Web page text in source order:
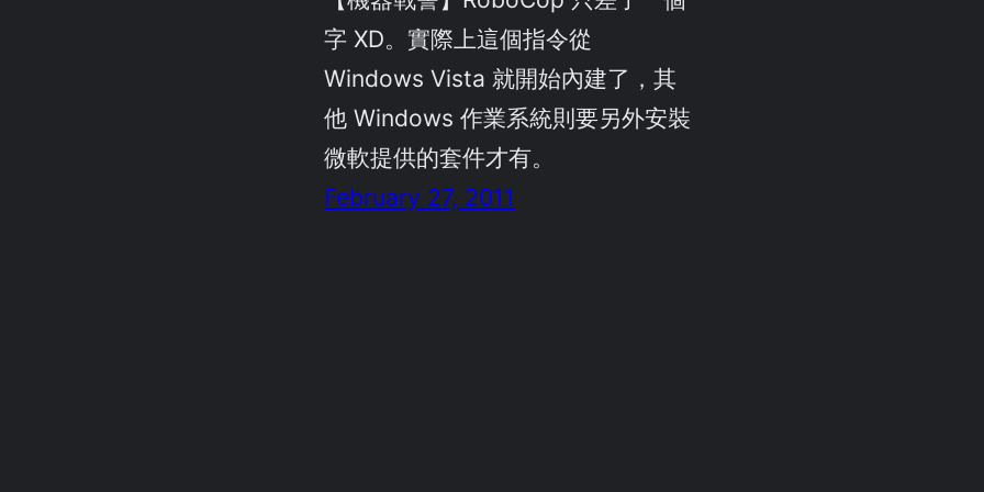
字 XD。實際上這個指令從
Windows Vista 就開始內建了，其
他 Windows 作業系統則要另外安裝
微軟提供的套件才有。
February 27, 2011